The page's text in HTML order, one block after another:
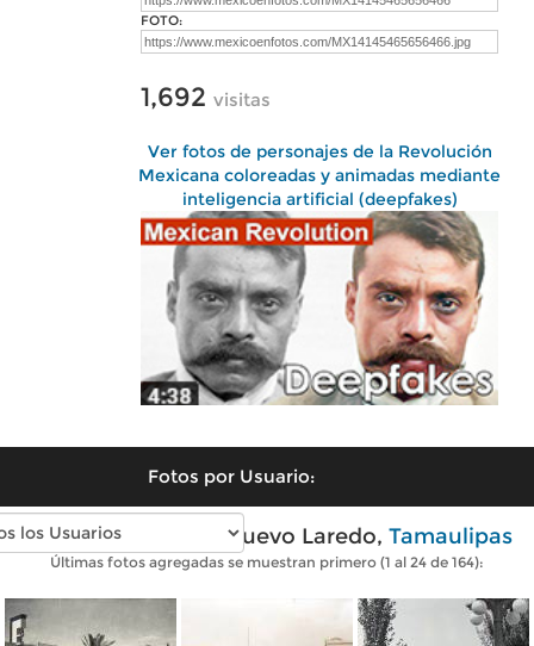
FOTO:
1,692 visitas
Ver fotos de personajes de la Revolución
Mexicana coloreadas y animadas mediante
inteligencia artificial (deepfakes)
Fotos por Usuario:
Fotos antiguas de Nuevo Laredo, Tamaulipas
Últimas fotos agregadas se muestran primero (1 al 24 de 164):